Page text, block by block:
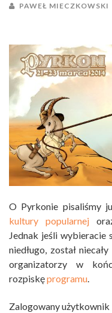
PAWEŁ MIECZKOWSKI
O Pyrkonie pisaliśmy
kultury popularnej
Jednak jeśli wybieracie
niedługo, został
organizatorzy w
rozpiskęprogramu.
Zalogowany użytkownik